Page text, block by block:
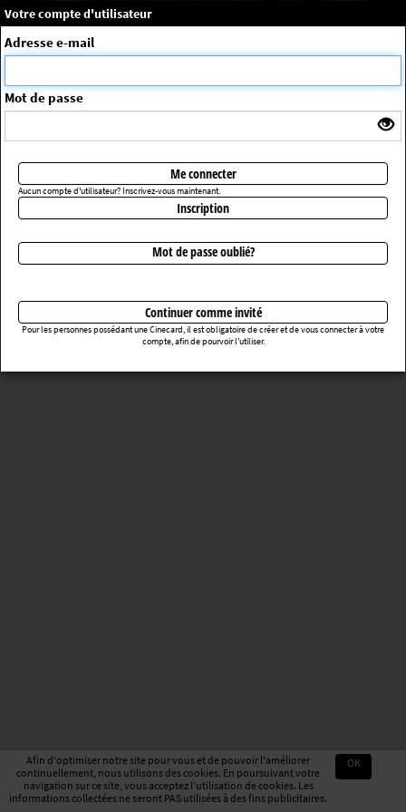
Afin d'optimiser notre site pour vous et de pouvoir l'améliorer
continuellement, nous utilisons des cookies. En poursuivant votre
navigation sur ce site, vous acceptez l'utilisation de cookies. Les
informations collectées ne seront PAS utilisées à des fins publicitaires.
OK
Message système
La séance choisie n'a pas été trouvée
Votre compte d'utilisateur
Adresse e-mail
Mot de passe
Me connecter
Aucun compte d'utilisateur? Inscrivez-vous maintenant.
Inscription
Mot de passe oublié?
Continuer comme invité
Pour les personnes possédant une Cinecard, il est obligatoire de créer et de vous connecter à votre
compte, afin de pourvoir l’utiliser.